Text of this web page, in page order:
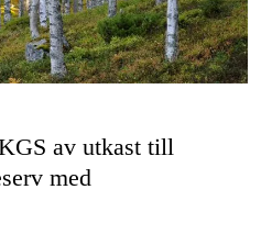
av utkast till
med